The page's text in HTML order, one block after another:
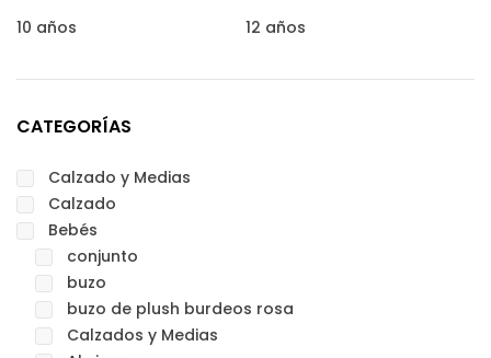
10 años
12 años
CATEGORÍAS
Calzado y Medias
Calzado
Bebés
conjunto
buzo
buzo de plush burdeos rosa
Calzados y Medias